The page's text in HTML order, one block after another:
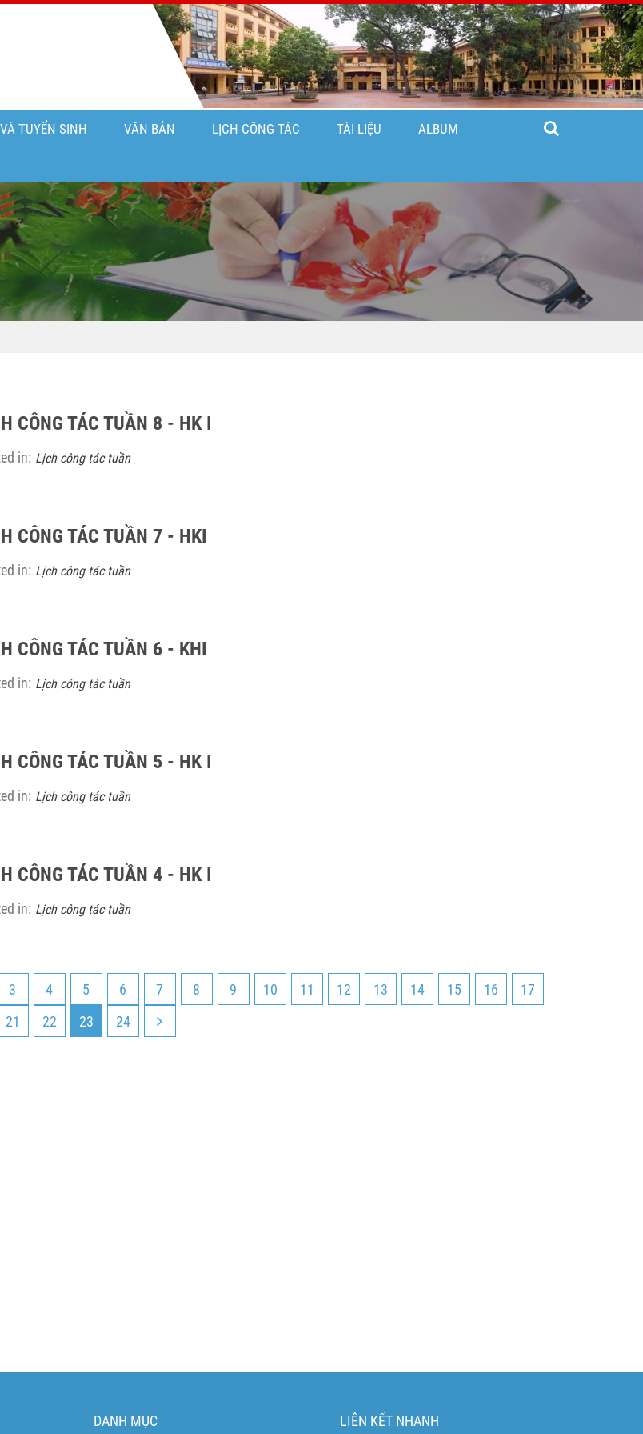
TUYỂN SINH VĂN BẢN LỊCH CÔNG TÁC TÀI LIỆU ALBUM
CÔNG TÁC TUẦN 8 - HK I
in: Lịch công tác tuần
CÔNG TÁC TUẦN 7 - HKI
in: Lịch công tác tuần
CÔNG TÁC TUẦN 6 - KHI
in: Lịch công tác tuần
CÔNG TÁC TUẦN 5 - HK I
in: Lịch công tác tuần
CÔNG TÁC TUẦN 4 - HK I
in: Lịch công tác tuần
3 4 5 6 7 8 9 10 11 12 13 14 15 16
17
21 22 23 24
DANH MỤC LIÊN KẾT NHANH